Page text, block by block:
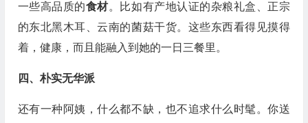
一些高品质的食材。比如有产地认证的杂粮礼盒、正宗
的东北黑木耳、云南的菌菇干货。这些东西看得见摸得
着，健康，而且能融入到她的一日三餐里。
四、朴实无华派
还有一种阿姨，什么都不缺，也不追求什么时髦。你送